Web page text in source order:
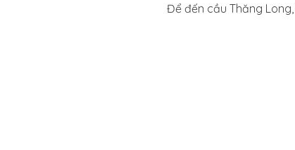
Để đến cầu Thăng